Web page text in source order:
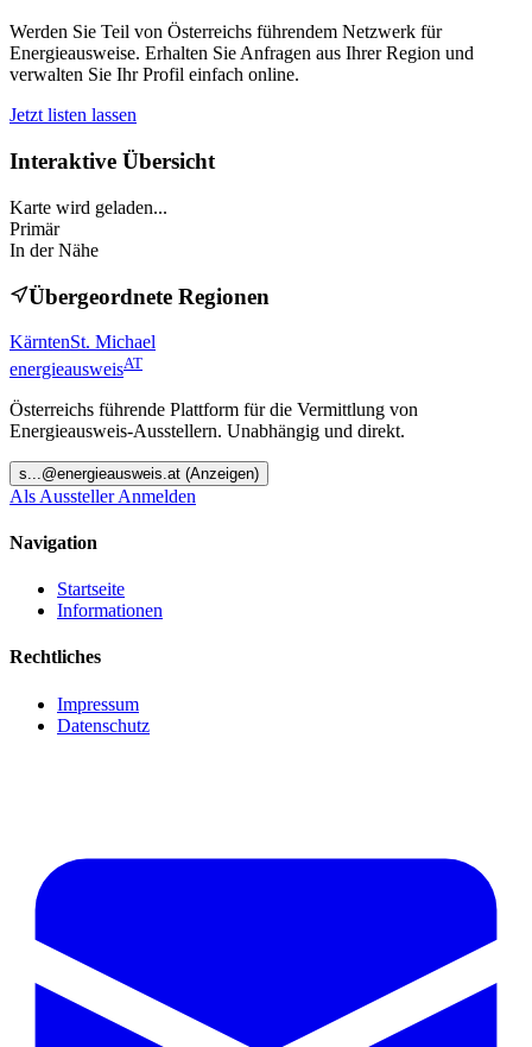
Werden Sie Teil von Österreichs führendem Netzwerk für
Energieausweise. Erhalten Sie Anfragen aus Ihrer Region und
verwalten Sie Ihr Profil einfach online.
Jetzt listen lassen
Interaktive Übersicht
Karte wird geladen...
Primär
In der Nähe
Übergeordnete Regionen
KärntenSt. Michael
energieausweisAT
Österreichs führende Plattform für die Vermittlung von
Energieausweis-Ausstellern. Unabhängig und direkt.
s ...@energieausweis.at (Anzeigen)
Als Aussteller Anmelden
Navigation
Startseite
Informationen
Rechtliches
Impressum
Datenschutz